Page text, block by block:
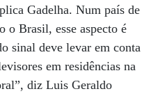
Gadelha. Num país de
o Brasil, esse aspecto é
sinal deve levar em conta
em residências na
diz Luis Geraldo